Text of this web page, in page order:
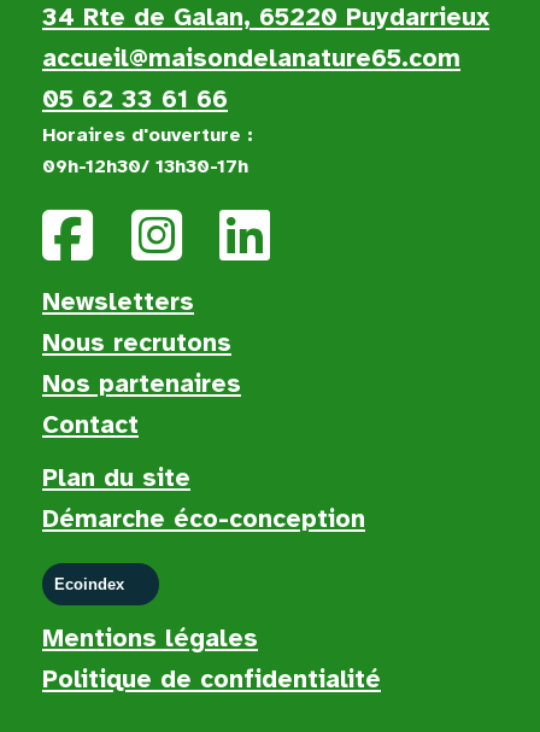
34 Rte de Galan, 65220 Puydarrieux
accueil@maisondelanature65.com
05 62 33 61 66
Horaires d'ouverture :
09h-12h30/ 13h30-17h
Newsletters
Nous recrutons
Nos partenaires
Contact
Plan du site
Démarche éco-conception
Ecoindex
Mentions légales
Politique de confidentialité